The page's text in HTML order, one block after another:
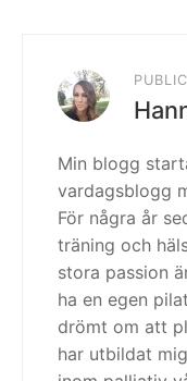
Min blogg
vardagsblogg
För några år
träning och
stora passion
ha en egen
drömt om att
har utbildat